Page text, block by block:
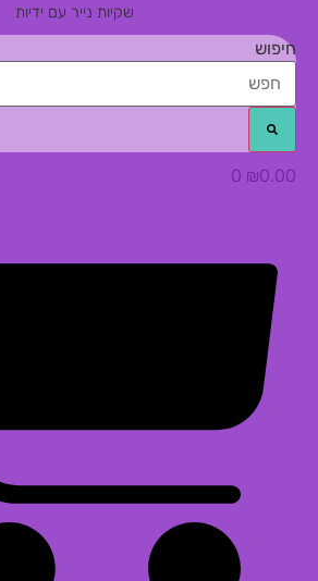
שקיות נייר עם ידיות
חיפוש
₪0.00
0